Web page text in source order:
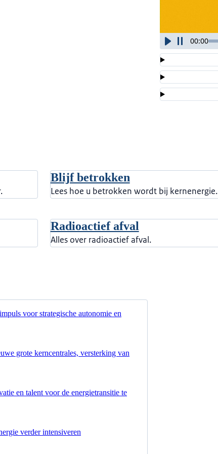
00:00
Blijf betrokken
Lees hoe u betrokken wordt bij kernenergie.
Radioactief afval
Alles over radioactief afval.
voor strategische autonomie en
grote kerncentrales, versterking van
en talent voor de energietransitie te
verder intensiveren